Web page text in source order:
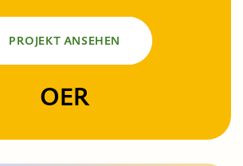
PROJEKT ANSEHEN
OER